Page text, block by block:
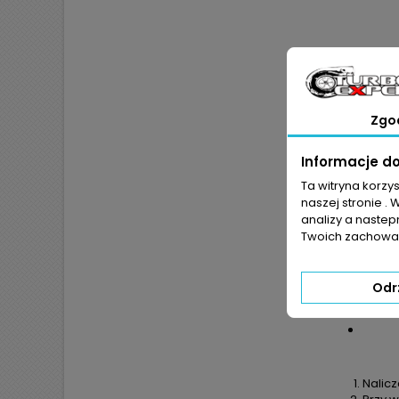
Informacje
Ta witryna
naszej stronie .
analizy a
Twoich